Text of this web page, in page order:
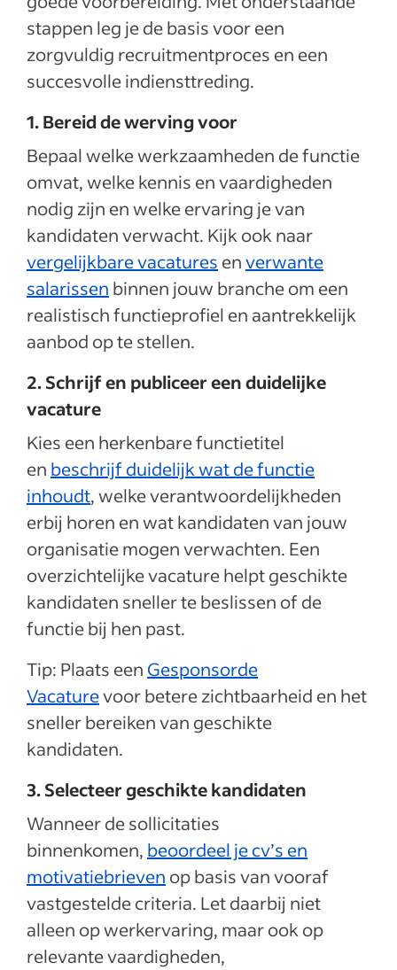
stappen leg je de basis voor een
zorgvuldig recruitmentproces en een
succesvolle indiensttreding.
1. Bereid de werving voor
Bepaal welke werkzaamheden de functie
omvat, welke kennis en vaardigheden
nodig zijn en welke ervaring je van
kandidaten verwacht. Kijk ook naar
vergelijkbare vacatures enverwante
salarissen binnen jouw branche om een
realistisch functieprofiel en aantrekkelijk
aanbod op te stellen.
2. Schrijf en publiceer een duidelijke
vacature
Kies een herkenbare functietitel
en beschrijf duidelijk wat de functie
inhoudt, welke verantwoordelijkheden
erbij horen en wat kandidaten van jouw
organisatie mogen verwachten. Een
overzichtelijke vacature helpt geschikte
kandidaten sneller te beslissen of de
functie bij hen past.
Tip: Plaats een Gesponsorde
Vacaturevoor betere zichtbaarheid en het
sneller bereiken van geschikte
kandidaten.
3. Selecteer geschikte kandidaten
Wanneer de sollicitaties
binnenkomen, beoordeel je cv’s en
motivatiebrieven op basis van vooraf
vastgestelde criteria. Let daarbij niet
alleen op werkervaring, maar ook op
relevante vaardigheden,